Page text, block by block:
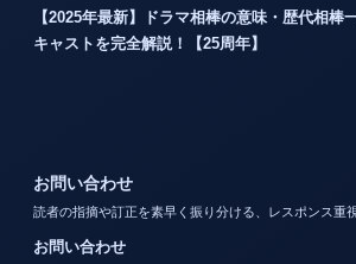
【2025年最新】ドラマ相棒の意味・歴代相棒
キャストを完全解説！【25周年】
お問い合わせ
読者の指摘や訂正を素早く振り分ける、レスポンス重
お問い合わせ